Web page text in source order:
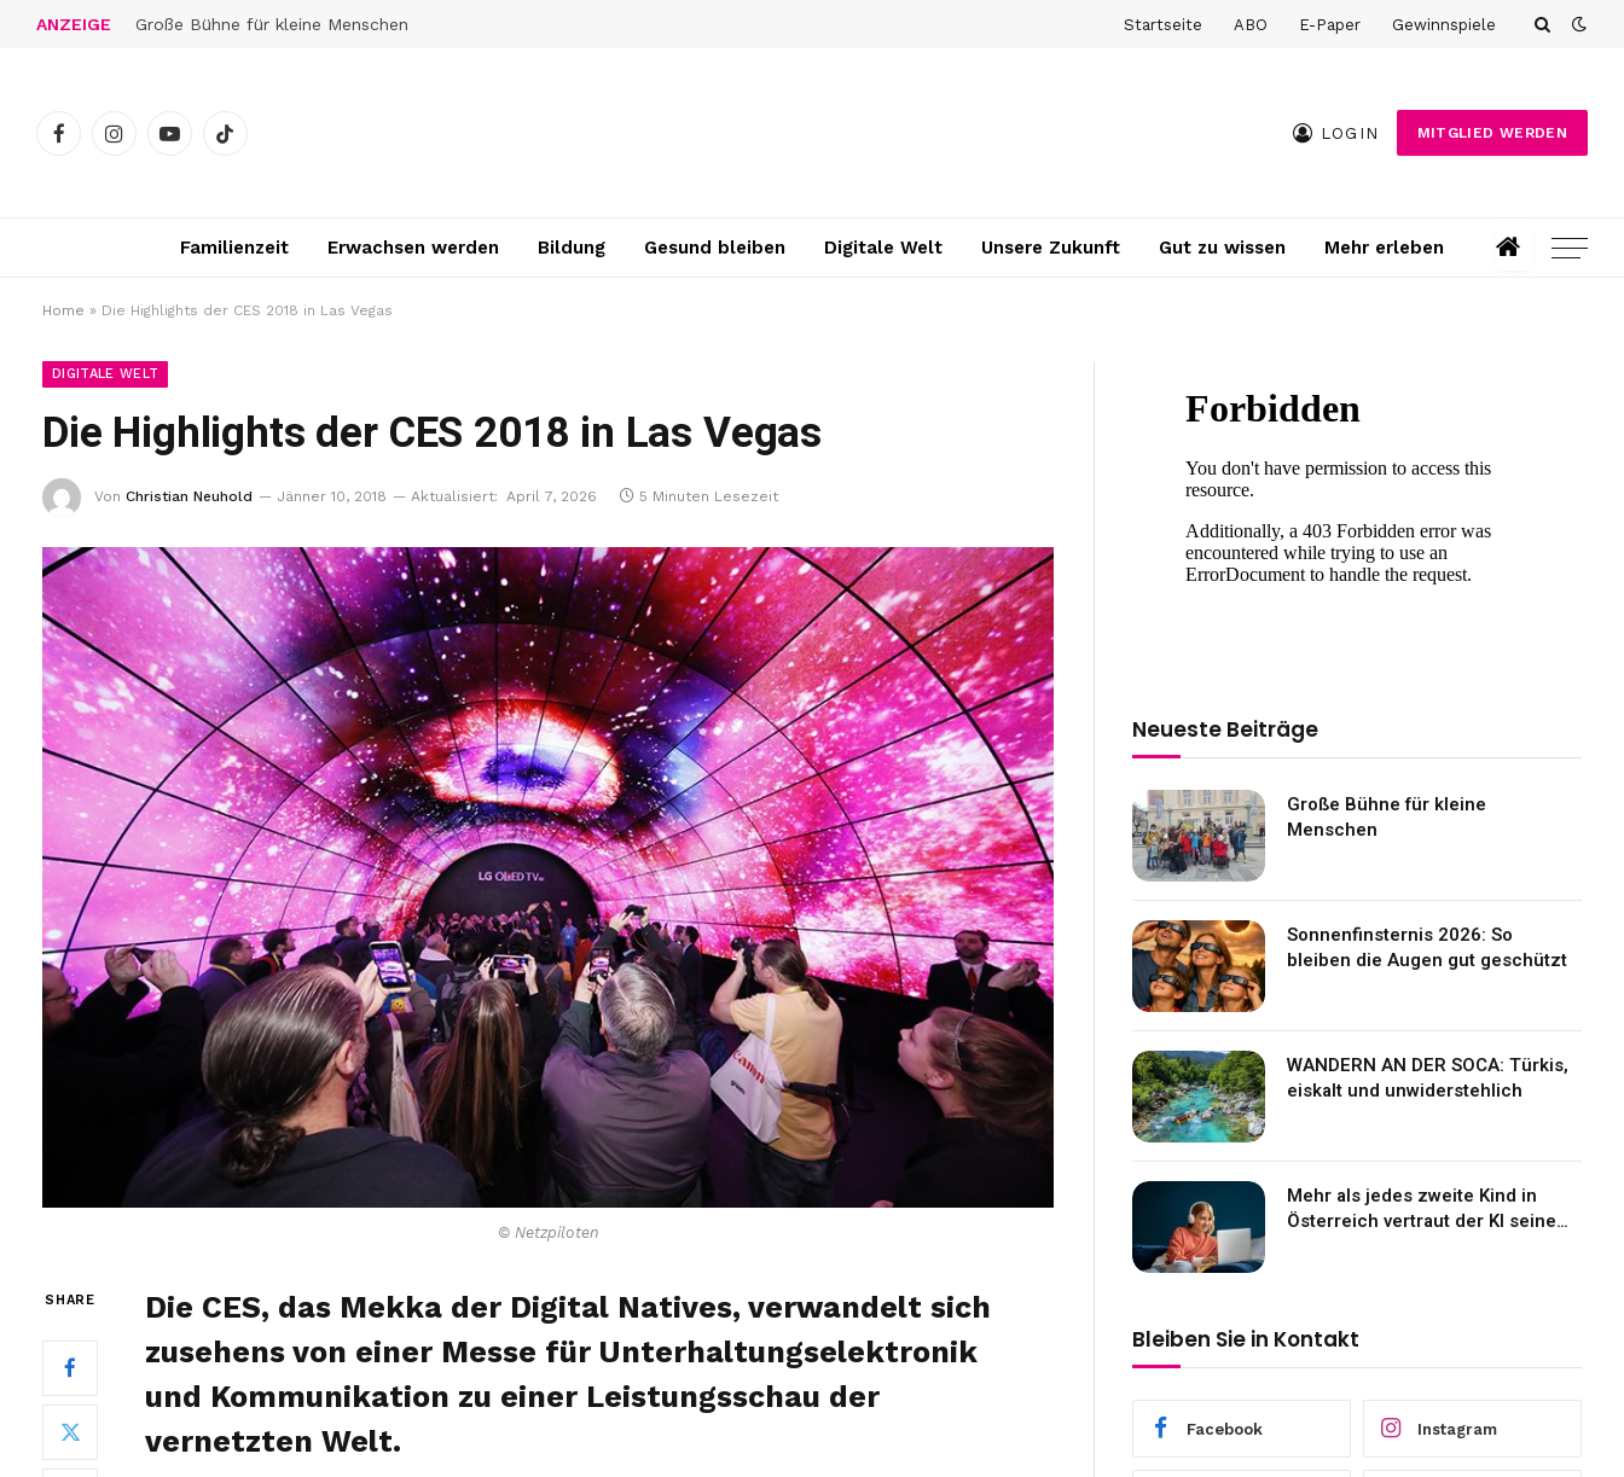
ANZEIGE Große Bühne für kleine Menschen Startseite ABO E-Paper Gewinnspiele
FacebookInstagramYouTubeTikTok
LOGIN MITGLIED WERDEN
Familienzeit Erwachsen werden Bildung Gesund bleiben Digitale Welt Unsere Zukunft Gut zu wissen Mehr erleben
Home » Die Highlights der CES 2018 in Las Vegas
DIGITALE WELT
Die Highlights der CES 2018 in Las Vegas
Von Christian Neuhold Jänner 10, 2018 Aktualisiert: April 7, 2026 5 Minuten Lesezeit
© Netzpiloten
SHARE
Die CES, das Mekka der Digital Natives, verwandelt sich
zusehens von einer Messe für Unterhaltungselektronik
und Kommunikation zu einer Leistungsschau der
vernetzten Welt.
Neueste Beiträge
Große Bühne für kleine
Menschen
Sonnenfinsternis 2026: So
bleiben die Augen gut geschützt
WANDERN AN DER SOCA: Türkis,
eiskalt und unwiderstehlich
Mehr als jedes zweite Kind in
Österreich vertraut der KI seine
Bleiben Sie in Kontakt
Facebook Instagram